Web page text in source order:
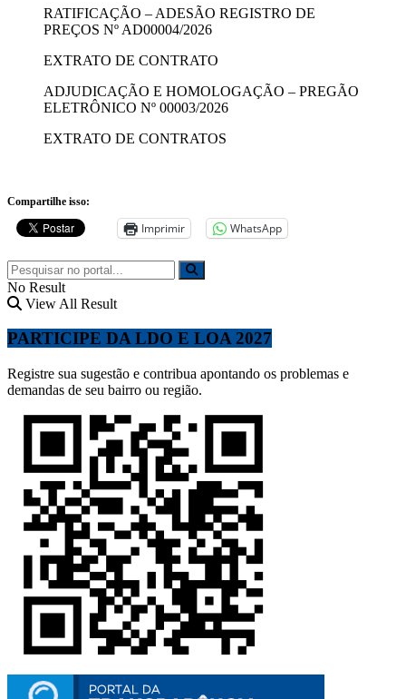
RATIFICAÇÃO – ADESÃO REGISTRO DE
PREÇOS Nº AD00004/2026
EXTRATO DE CONTRATO
ADJUDICAÇÃO E HOMOLOGAÇÃO – PREGÃO
ELETRÔNICO Nº 00003/2026
EXTRATO DE CONTRATOS
Compartilhe isso:
Imprimir WhatsApp
No Result
View All Result
PARTICIPE DA LDO E LOA 2027
Registre sua sugestão e contribua apontando os problemas e
demandas de seu bairro ou região.